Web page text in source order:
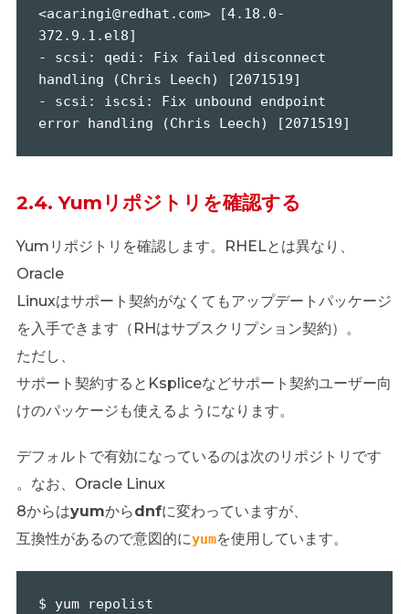
<acaringi@redhat.com> [4.18.0-
372.9.1.el8]
- scsi: qedi: Fix failed disconnect
handling (Chris Leech) [2071519]
- scsi: iscsi: Fix unbound endpoint
error handling (Chris Leech) [2071519]
2.4. Yumリポジトリを確認する
Yumリポジトリを確認します。RHELとは異なり、
Oracle
Linuxはサポート契約がなくてもアップデートパッケージ
を入手できます（RHはサブスクリプション契約）。
ただし、
サポート契約するとKspliceなどサポート契約ユーザー向
けのパッケージも使えるようになります。
デフォルトで有効になっているのは次のリポジトリです
。なお、Oracle Linux
8からはyumからdnfに変わっていますが、
互換性があるので意図的にyumを使用しています。
$ yum repolist